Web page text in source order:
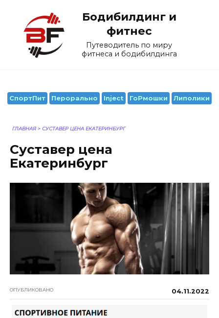
содержанию
Бодибилдинг и
фитнес
Путеводитель по миру
фитнеса и бодибилдинга
СпортПит Перорально Inject ГоРмошки Липолики
ГЛАВНАЯ > СУСТАВЕР ЦЕНА ЕКАТЕРИНБУРГ
Суставер цена
Екатеринбург
ОПУБЛИКОВАНО 04.11.2022